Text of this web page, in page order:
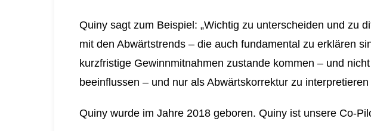
Quiny sagt zum Beispiel: „Wichtig zu unterscheiden und zu
mit den Abwärtstrends – die auch fundamental zu erklären
kurzfristige Gewinnmitnahmen zustande kommen – und
beeinflussen – und nur als Abwärtskorrektur zu interpretieren
Quiny wurde im Jahre 2018 geboren.Quiny ist unsere Co-